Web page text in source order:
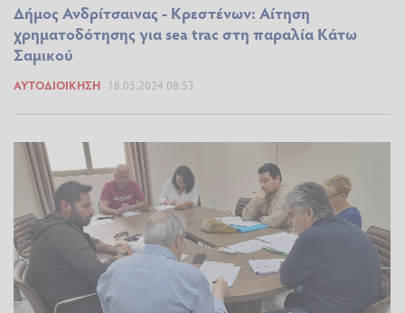
Δήμος Ανδρίτσαινας - Κρεστένων: Αίτηση
χρηματοδότησης για sea trac στη παραλία Κάτω
Σαμικού
ΑΥΤΟΔΙΟΊΚΗΣΗ 18.05.2024 08:53